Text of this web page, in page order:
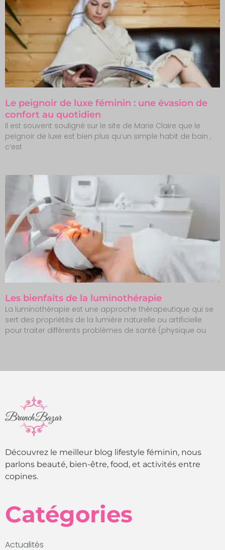
Le peignoir de luxe féminin : une évasion de
confort au quotidien
Il est souvent souligné sur le site de Marie Claire que le
peignoir de luxe est bien plus qu’un simple habit de bain ;
c’est
Les bienfaits de la luminothérapie
La luminothérapie est une approche thérapeutique qui se
sert des propriétés de la lumière naturelle ou artificielle
pour traiter différents problèmes de santé (physique ou
Découvrez le meilleur blog lifestyle féminin, nous
parlons beauté, bien-être, food, et activités entre
copines.
Catégories
Actualités